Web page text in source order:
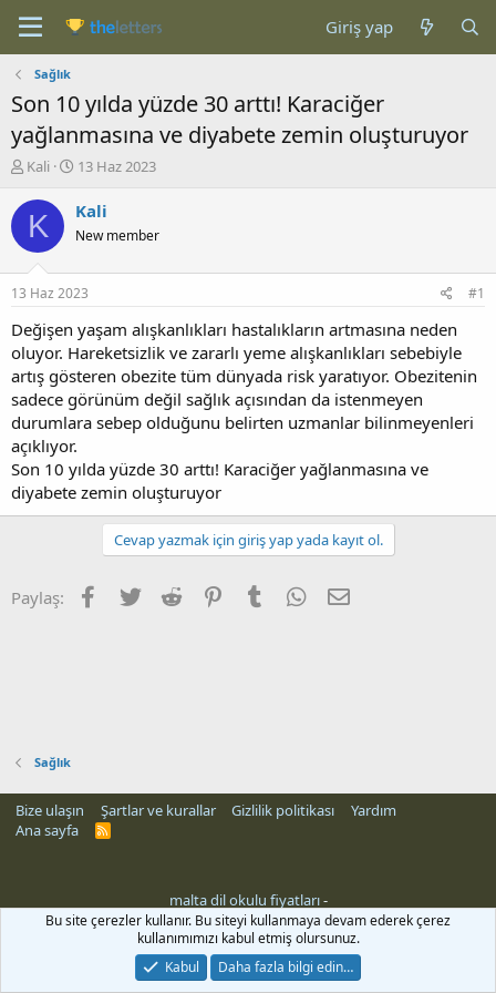
Giriş yap
Sağlık
Son 10 yılda yüzde 30 arttı! Karaciğer
yağlanmasına ve diyabete zemin oluşturuyor
K
n
b
u
u
b
a
l
a
t
a
n
Kali
B
ş
a
g
ı
ç
t
a
r
i
h
13 Haz 2023
K Kali
New member
13 Haz 2023 #1
Değişen yaşam alışkanlıkları hastalıkların artmasına neden
oluyor. Hareketsizlik ve zararlı yeme alışkanlıkları sebebiyle
artış gösteren obezite tüm dünyada risk yaratıyor. Obezitenin
sadece görünüm değil sağlık açısından da istenmeyen
durumlara sebep olduğunu belirten uzmanlar bilinmeyenleri
açıklıyor.
Son 10 yılda yüzde 30 arttı! Karaciğer yağlanmasına ve
diyabete zemin oluşturuyor
Cevap yazmak için giriş yap yada kayıt ol.
Paylaş: Facebook
Twitter Reddit PinterestTumblr WhatsApp
Sağlık
Bize ulaşın Şartlar ve kurallar Gizlilik politikası
Yardım
Ana sayfa
R
malta dil okulu fiyatları-
Bu site çerezler kullanır. Bu siteyi kullanmaya devam ederek çerez
kullanımımızı kabul etmiş olursunuz.
Kabul
Daha fazla bilgi edin…